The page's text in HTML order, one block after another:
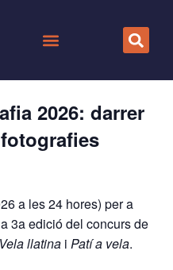
2026: darrer
a les 24 hores) per a
3a edició del concurs de
Vela llatina i Patí a vela.